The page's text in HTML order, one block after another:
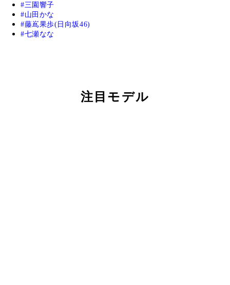
三園響子
山田かな
藤嶌果歩(日向坂46)
七瀬なな
注目モデル